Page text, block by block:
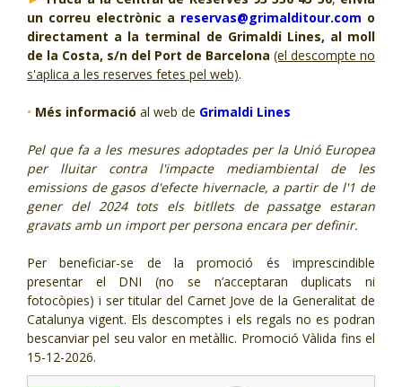
un correu electrònic a reservas@grimalditour.com o
directament a la terminal de Grimaldi Lines, al moll
de la Costa, s/n del Port de Barcelona (el descompte no
s'aplica a les reserves fetes pel web).
• Més informació al web de Grimaldi Lines
Pel que fa a les mesures adoptades per la Unió Europea
per lluitar contra l'impacte mediambiental de les
emissions de gasos d'efecte hivernacle, a partir de l'1 de
gener del 2024 tots els bitllets de passatge estaran
gravats amb un import per persona encara per definir.
Per beneficiar-se de la promoció és imprescindible
presentar el DNI (no se n’acceptaran duplicats ni
fotocòpies) i ser titular del Carnet Jove de la Generalitat de
Catalunya vigent. Els descomptes i els regals no es podran
bescanviar pel seu valor en metàl·lic. Promoció Vàlida fins el
15-12-2026.